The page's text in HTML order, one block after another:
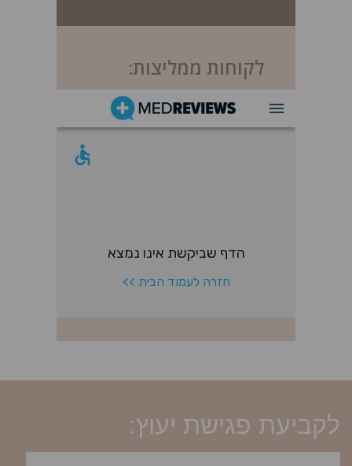
לקוחות ממליצות:
לקביעת פגישת יעוץ: